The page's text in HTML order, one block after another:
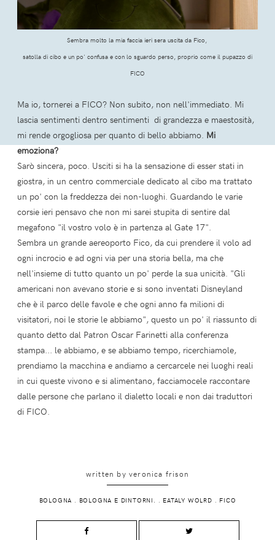
Sembra molto la mia faccia ieri sera uscita da Fico,
satolla di cibo e un po' confusa e con lo sguardo perso, proprio come il pupazzo di
FICO
Ma io, tornerei a FICO? Non subito, non nell'immediato. Mi
lascia sentimenti dentro sentimenti di grandezza e maestosità,
mi rende orgogliosa per quanto di bello abbiamo. Mi
emoziona?
Sarò sincera, poco. Usciti si ha la sensazione di esser stati in
giostra, in un centro commerciale dedicato al cibo ma trattato
un po' con la freddezza dei non-luoghi. Guardando le varie
corsie ieri pensavo che non mi sarei stupita di sentire dal
megafono "il vostro volo è in partenza al Gate 17".
Sembra un grande aereoporto Fico, da cui prendere il volo ad
ogni incrocio e ad ogni via per una storia bella, ma che
nell'insieme di tutto quanto un po' perde la sua unicità. "Gli
americani non avevano storie e si sono inventati Disneyland
che è il parco delle favole e che ogni anno fa milioni di
visitatori, noi le storie le abbiamo", questo un po' il riassunto di
quanto detto dal Patron Oscar Farinetti alla conferenza
stampa... le abbiamo, e se abbiamo tempo, ricerchiamole,
prendiamo la macchina e andiamo a cercarcele nei luoghi reali
in cui queste vivono e si alimentano, facciamocele raccontare
dalle persone che parlano il dialetto locali e non dai traduttori
di FICO.
written byveronica frison
BOLOGNA . BOLOGNA E DINTORNI. . EATALY WOLRD . FICO